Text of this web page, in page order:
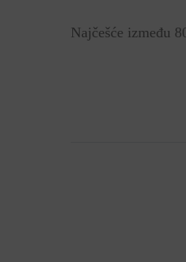
Najčešće između